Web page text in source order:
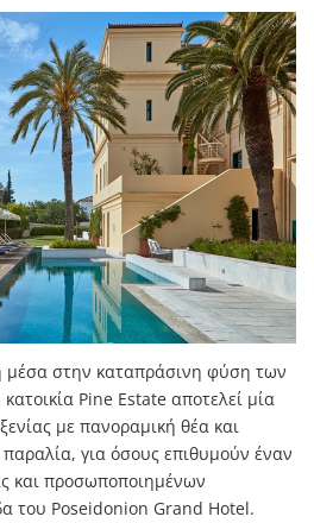
στην καταπράσινη φύση των
Pine Estate αποτελεί μία
με πανοραμική θέα και
για όσους επιθυμούν έναν
και προσωποποιημένων
του Poseidonion Grand Hotel.